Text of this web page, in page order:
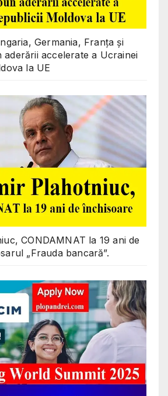
Germania, Franța și
aderării accelerate a Ucrainei
la UE
CONDAMNAT la 19 ani de
„Frauda bancară”.